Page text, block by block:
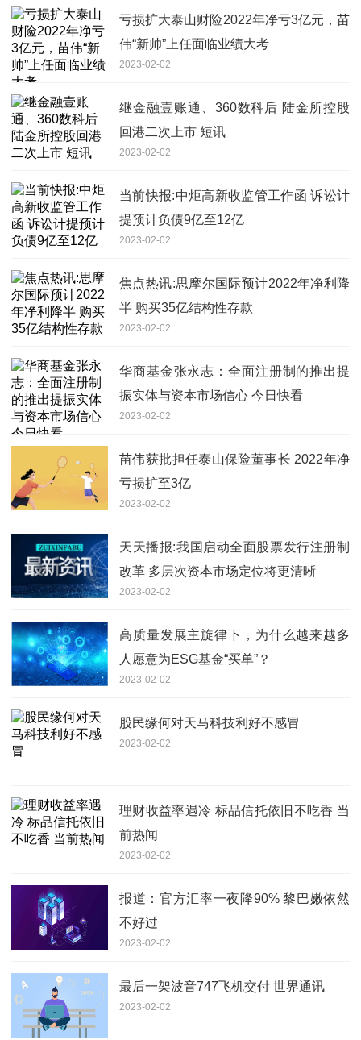
亏损扩大泰山财险2022年净亏3亿元，苗
伟“新帅”上任面临业绩大考
2023-02-02
继金融壹账通、360数科后 陆金所控股
回港二次上市 短讯
2023-02-02
当前快报:中炬高新收监管工作函 诉讼计
提预计负债9亿至12亿
2023-02-02
焦点热讯:思摩尔国际预计2022年净利降
半 购买35亿结构性存款
2023-02-02
华商基金张永志：全面注册制的推出提
振实体与资本市场信心 今日快看
2023-02-02
苗伟获批担任泰山保险董事长 2022年净
亏损扩至3亿
2023-02-02
天天播报:我国启动全面股票发行注册制
改革 多层次资本市场定位将更清晰
2023-02-02
高质量发展主旋律下，为什么越来越多
人愿意为ESG基金“买单”？
2023-02-02
股民缘何对天马科技利好不感冒
2023-02-02
理财收益率遇冷 标品信托依旧不吃香 当
前热闻
2023-02-02
报道：官方汇率一夜降90% 黎巴嫩依然
不好过
2023-02-02
最后一架波音747飞机交付 世界通讯
2023-02-02